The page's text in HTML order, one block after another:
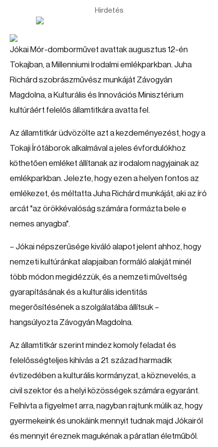
Hirdetés
Jókai Mór-domborművet avattak augusztus 12-én
Tokajban, a Millenniumi Irodalmi emlékparkban. Juha
Richárd szobrászművész munkáját Závogyán
Magdolna, a Kulturális és Innovációs Minisztérium
kultúráért felelős államtitkára avatta fel.
Az államtitkár üdvözölte azt a kezdeményezést, hogy a
Tokaji Írótáborok alkalmával a jeles évfordulókhoz
köthetően emléket állítanak az irodalom nagyjainak az
emlékparkban. Jelezte, hogy ezen a helyen fontos az
emlékezet, és méltatta Juha Richárd munkáját, aki az író
arcát "az örökkévalóság számára formázta bele e
nemes anyagba".
– Jókai népszerűsége kiváló alapot jelent ahhoz, hogy
nemzeti kultúránkat alapjaiban formáló alakját minél
több módon megidézzük, és a nemzeti műveltség
gyarapításának és a kulturális identitás
megerősítésének a szolgálatába állítsuk –
hangsúlyozta Závogyán Magdolna.
Az államtitkár szerint mindez komoly feladat és
felelősségteljes kihívás a 21. század harmadik
évtizedében a kulturális kormányzat, a köznevelés, a
civil szektor és a helyi közösségek számára egyaránt.
Felhívta a figyelmet arra, nagyban rajtunk múlik az, hogy
gyermekeink és unokáink mennyit tudnak majd Jókairól
és mennyit éreznek magukénak a páratlan életműből.